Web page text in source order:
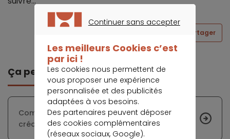
Partager
Ça peut vous intéresser
Comment réaliser des économies sur son
crédit immobilier ?
Continuer sans accepter
Les meilleurs Cookies c’est
par ici !
Les cookies nous permettent de
vous proposer une expérience
personnalisée et des publicités
adaptées à vos besoins.
Des partenaires peuvent déposer
des cookies complémentaires
(réseaux sociaux, Google).